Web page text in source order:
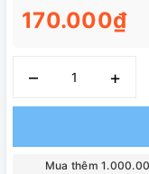
170.000₫
– +
Mua thêm